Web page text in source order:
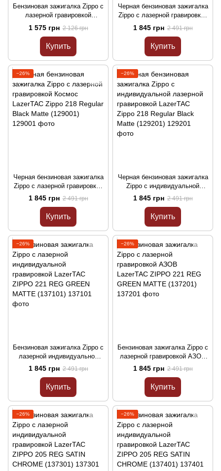
Бензиновая зажигалка Zippo с
лазерной гравировкой
KATANA LazerTAC 200 REG
BRUSH FIN CHROME (125901)
1 575 грн 2 126 грн
Купить
Черная бензиновая зажигалка
Zippo с лазерной гравировкой
Космос LazerTAC Zippo 218
Regular Black Matte (128701)
1 845 грн 2 491 грн
Купить
−26%
Черная бензиновая зажигалка
Zippo с лазерной гравировкой
Космос LazerTAC Zippo 218
Regular Black Matte (129001)
1 845 грн 2 491 грн
Купить
−26%
Черная бензиновая зажигалка
Zippo с индивидуальной
лазерной гравировкой
LazerTAC Zippo 218 Regular
Black Matte (129201)
1 845 грн 2 491 грн
Купить
−26%
Бензиновая зажигалка Zippo с
лазерной индивидуальной
гравировкой LazerTAC ZIPPO
221 REG GREEN MATTE
(137101)
1 845 грн 2 491 грн
Купить
−26%
Бензиновая зажигалка Zippo с
лазерной гравировкой АЗОВ
LazerTAC ZIPPO 221 REG
GREEN MATTE (137201)
1 845 грн 2 491 грн
Купить
−26% −26%